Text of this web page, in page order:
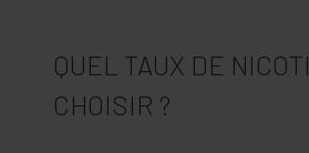
QUEL TAUX DE
CHOISIR ?